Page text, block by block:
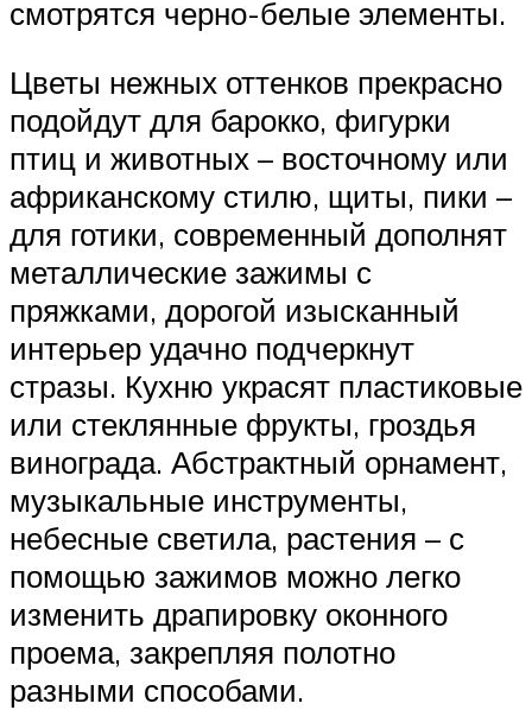
смотрятся черно-белые элементы.
Цветы нежных оттенков прекрасно
подойдут для барокко, фигурки
птиц и животных – восточному или
африканскому стилю, щиты, пики –
для готики, современный дополнят
металлические зажимы с
пряжками, дорогой изысканный
интерьер удачно подчеркнут
стразы. Кухню украсят пластиковые
или стеклянные фрукты, гроздья
винограда. Абстрактный орнамент,
музыкальные инструменты,
небесные светила, растения – с
помощью зажимов можно легко
изменить драпировку оконного
проема, закрепляя полотно
разными способами.